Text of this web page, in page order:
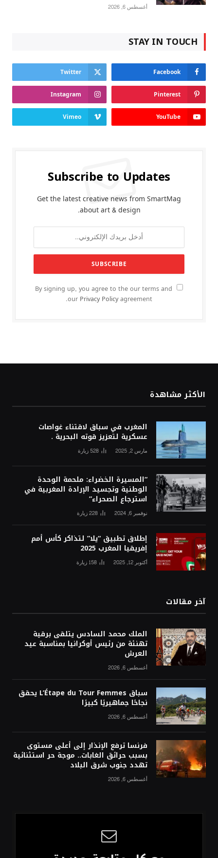
أغسطس 6, 2026
STAY IN TOUCH
Facebook
Twitter
Pinterest
Instagram
YouTube
Vimeo
Subscribe to Updates
Get the latest creative news from SmartMag
about art & design.
By signing up, you agree to the our terms and
our Privacy Policyagreement.
الأكثر مشاهدة
المغرب في سباق لاقتناء غواصات
عسكرية لتعزيز قوته البحرية .
مارس 2, 2025 528 زيارة
“المسيرة الخضراء: ملحمة الوحدة
الوطنية وتجسيد الإرادة المغربية في
استرجاع الصحراء”
نوفمبر 6, 2024 228زيارة
إطلاق تطبيق “يلا” لتذاكر كأس أمم
إفريقيا المغرب 2025
أكتوبر 12, 2025 158 زيارة
آخر مقالات
الملك محمد السادس يتلقى برقية
تهنئة من رئيس أوكرانيا بمناسبة عيد
العرش
أغسطس 6, 2026
سباق L’Étape du Tour Femmes يحقق
نجاحًا جماهيريًا كبيرًا
أغسطس 6, 2026
فرنسا ترفع الإنذار إلى أعلى مستوى
بسبب حرائق الغابات.. موجة حر استثنائية
تهدد جنوب شرق البلاد
أغسطس 6, 2026